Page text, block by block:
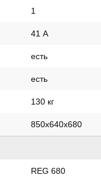
1
41 А
есть
есть
130 кг
850х640х680
REG 680